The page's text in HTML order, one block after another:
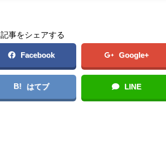
記事をシェアする
Facebook Google+
B! はてブ LINE